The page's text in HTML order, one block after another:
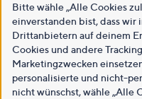
Bitte wähle „Alle Cookies
einverstanden bist, dass wir
Drittanbietern auf deinem
Cookies und andere
Marketingzwecken
personalisierte und nicht-
nicht wünschst, wähle „Alle